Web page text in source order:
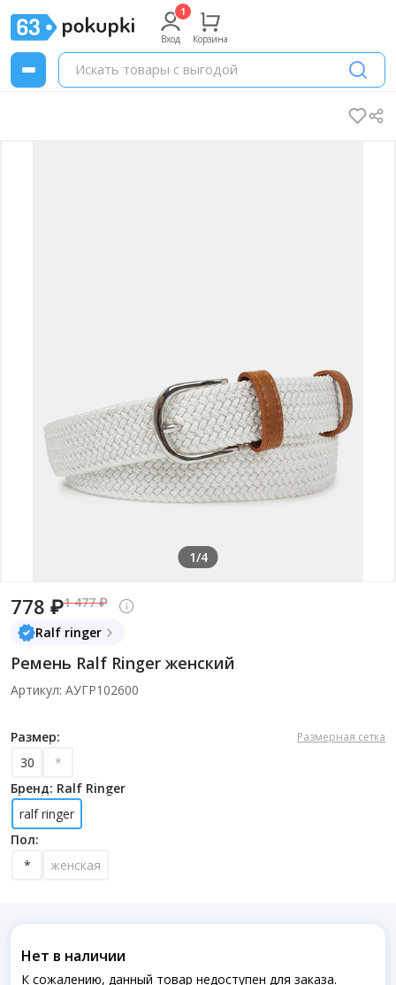
Вход Корзина
1/4
778 ₽1 477 ₽
Ralf ringer
Ремень Ralf Ringer женский
Артикул: АУГР102600
Размер: Размерная сетка
30
*
Бренд: Ralf Ringer
ralf ringer
Пол:
*
женская
Нет в наличии
К сожалению, данный товар недоступен для заказа.